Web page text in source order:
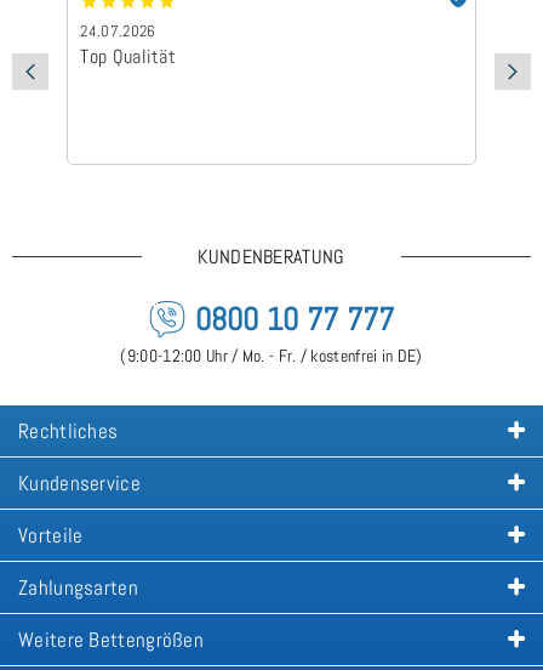
24.07.2026
Top Qualität
KUNDENBERATUNG
0800 10 77 777
(9:00-12:00 Uhr / Mo. - Fr. / kostenfrei in DE)
Rechtliches
Kundenservice
Vorteile
Zahlungsarten
Weitere Bettengrößen